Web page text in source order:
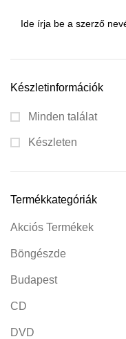
Készletinformációk
Minden találat
Készleten
Termékkategóriák
Akciós Termékek
Böngészde
Budapest
CD
DVD